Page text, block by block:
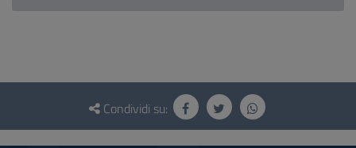
Questionario
social
Condividi su: